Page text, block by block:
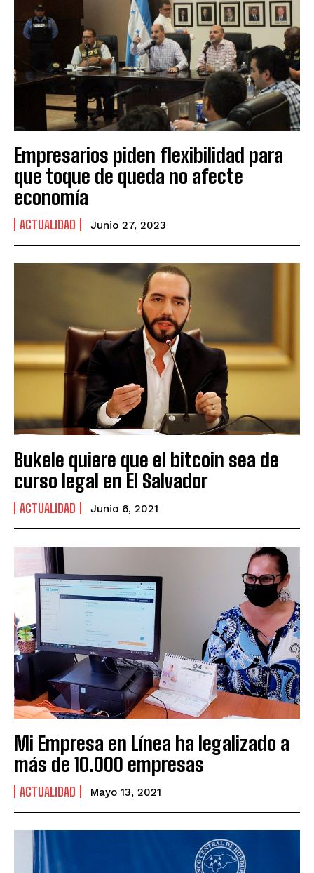
Empresarios piden flexibilidad para
que toque de queda no afecte
economía
ACTUALIDAD Junio 27, 2023
Bukele quiere que el bitcoin sea de
curso legal en El Salvador
ACTUALIDAD Junio 6, 2021
Mi Empresa en Línea ha legalizado a
más de 10.000 empresas
ACTUALIDAD Mayo 13, 2021